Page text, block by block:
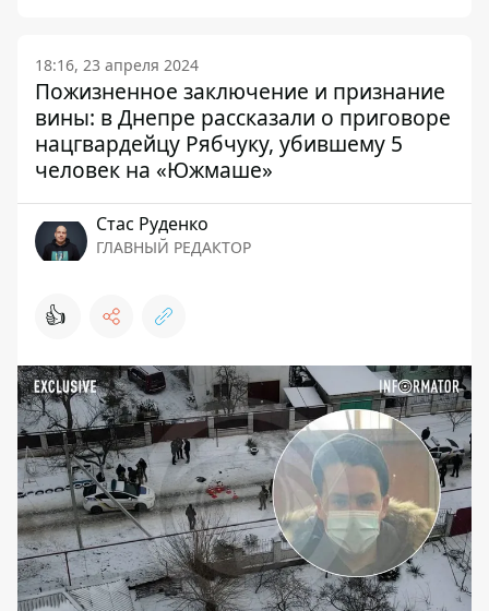
18:16, 23 апреля 2024
Пожизненное заключение и признание
вины: в Днепре рассказали о приговоре
нацгвардейцу Рябчуку, убившему 5
человек на «Южмаше»
Стаc Руденко
ГЛАВНЫЙ РЕДАКТОР
👍